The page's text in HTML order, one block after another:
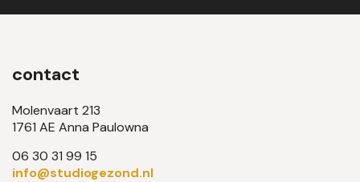
contact
Molenvaart 213
1761 AE Anna Paulowna
06 30 31 99 15
info@studiogezond.nl